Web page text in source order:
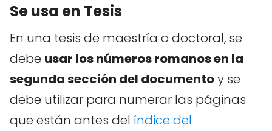
Se usa en Tesis
En una tesis de maestría o doctoral, se
debe usar los números romanos en la
segunda sección del documentoy se
debe utilizar para numerar las páginas
que están antes del índice del